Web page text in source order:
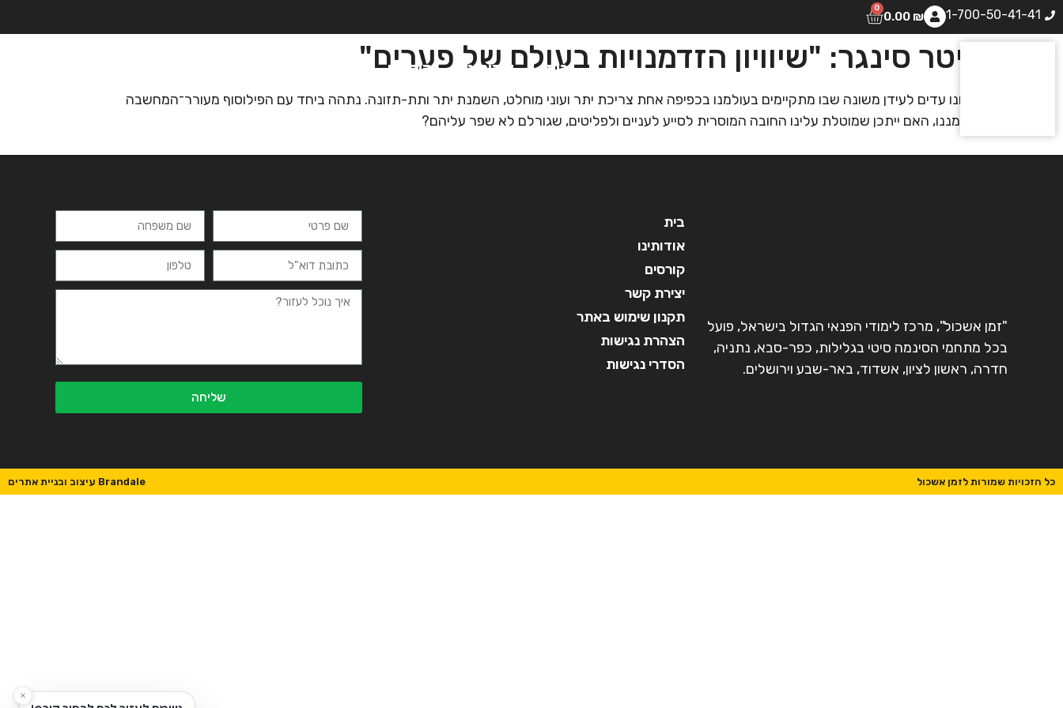
1-700-50-41-41
0.00 ₪
0
בית אודותינו קורסים
פיטר סינגר: "שיוויון הזדמנויות בעולם של פערים"
אנחנו עדים לעידן משונה שבו מתקיימים בעולמנו בכפיפה אחת צריכת יתר ועוני מוחלט, השמנת יתר ותת-תזונה. נתהה ביחד עם הפילוסוף מעורר־המחשבה
בן־זמננו, האם ייתכן שמוטלת עלינו החובה המוסרית לסייע לעניים ולפליטים, שגורלם לא שפר עליהם?
"זמן אשכול", מרכז לימודי הפנאי הגדול בישראל, פועל
בכל מתחמי הסינמה סיטי בגלילות, כפר-סבא, נתניה,
חדרה, ראשון לציון, אשדוד, באר-שבע וירושלים.
בית
אודותינו
קורסים
יצירת קשר
תקנון שימוש באתר
הצהרת נגישות
הסדרי נגישות
שליחה
כל הזכויות שמורות לזמן אשכול Brandale עיצוב ובניית אתרים